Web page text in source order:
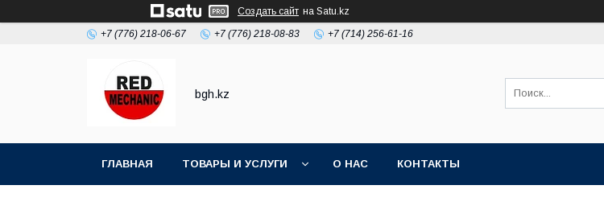
Создать сайт на Satu.kz
+7 (776) 218-06-67 +7 (776) 218-08-83 +7 (714) 256-61-16
bgh.kz
ГЛАВНАЯ ТОВАРЫ И УСЛУГИ О НАС КОНТАКТЫ